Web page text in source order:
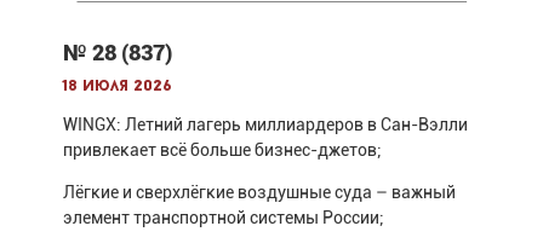
№ 28 (837)
18 июля 2026
WINGX: Летний лагерь миллиардеров в Сан-Вэлли
привлекает всё больше бизнес-джетов;
Лёгкие и сверхлёгкие воздушные суда – важный
элемент транспортной системы России;